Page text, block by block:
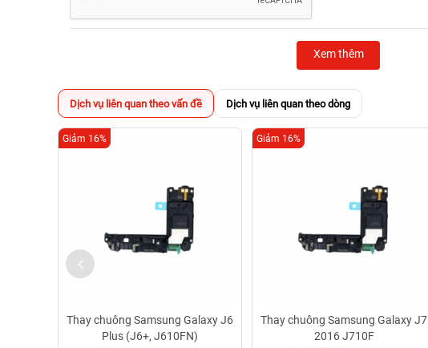
Xem thêm
Dịch vụ liên quan theo vấn đề Dịch vụ liên quan theo dòng
Thay chuông Samsung Galaxy J6
Plus (J6+, J610FN)
Giảm 16%
Thay chuông Samsung Galaxy J7
2016 J710F
Giảm 16%